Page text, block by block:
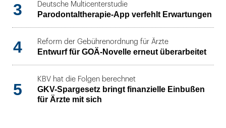
3 Deutsche Multicenterstudie
Parodontaltherapie-App verfehlt Erwartungen
4 Reform der Gebührenordnung für Ärzte
Entwurf für GOÄ-Novelle erneut überarbeitet
5
KBV hat die Folgen berechnet
GKV-Spargesetz bringt finanzielle Einbußen
für Ärzte mit sich